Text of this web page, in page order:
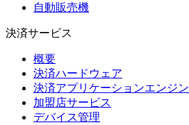
自動販売機
決済サービス
概要
決済ハードウェア
決済アプリケーションエンジン
加盟店サービス
デバイス管理